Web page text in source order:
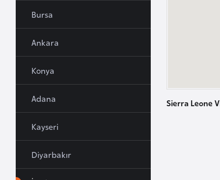
Sierra Leone
Bursa
Ankara
Konya
Adana
Kayseri
Diyarbakır
z
r
b
a
y
c
a
n